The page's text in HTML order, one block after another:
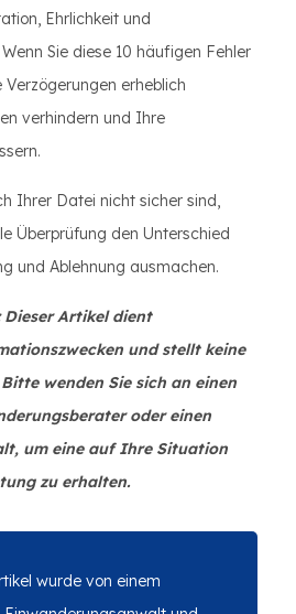
Ehrlichkeit und
Sie diese 10 häufigen Fehler
Verzögerungen erheblich
verhindern und Ihre
Ihrer Datei nicht sicher sind,
Überprüfung den Unterschied
und Ablehnung ausmachen.
Artikel dient
und stellt keine
wenden Sie sich an einen
oder einen
um eine auf Ihre Situation
zu erhalten.
wurde von einem